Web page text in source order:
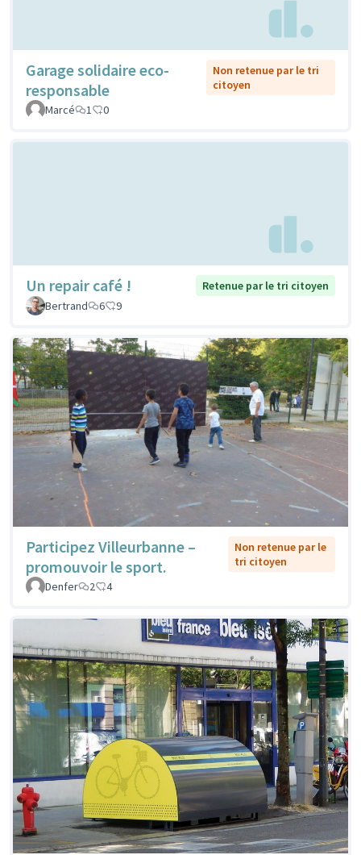
Garage solidaire eco-
responsable
Non retenue par le tri
citoyen
Marcé
1 0
Un repair café !
Retenue par le tri citoyen
Bertrand
6 9
Participez Villeurbanne –
promouvoir le sport.
Non retenue par le
tri citoyen
Denfer
2 4